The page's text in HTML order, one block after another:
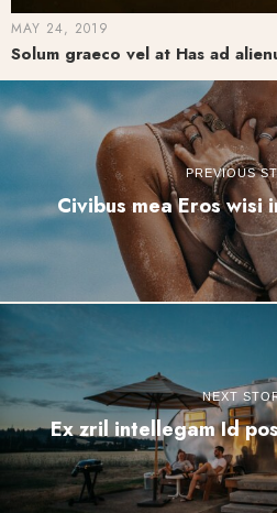
MAY 24, 2019
Solum graeco vel at Has ad
PREVIOUS
Civibus mea Eros wisi
NEXT
Ex zril intellegam Id